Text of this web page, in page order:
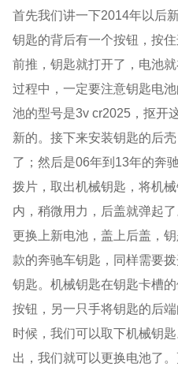
首先我们讲一下2014年以后
钥匙的背后有一个按钮，按
前推，钥匙就打开了，电池
过程中，一定要注意钥匙电
池的型号是3v cr2025 ，抠开
新的。接下来安装钥匙的后
了；然后是06年到 13年的奔
拨片，取出机械钥匙，将机
内，稍微用力，后盖就弹起
更换上新电池，盖上后盖，
款的奔驰车钥匙，同样需要
钥匙。机械钥匙在钥匙卡槽
按钮，另一只手将钥匙的后
时候，我们可以取下机械钥
出，我们就可以更换电池了